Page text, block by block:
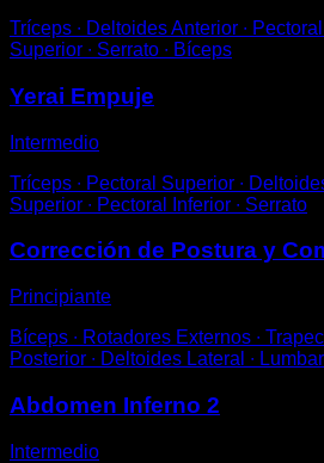
Tríceps ∙ Deltoides Anterior ∙
Superior ∙ Serrato ∙ Bíceps
Yerai Empuje
Intermedio
Tríceps ∙ Pectoral Superior ∙
Superior ∙ Pectoral Inferior ∙ Serrato
Corrección de Postura y
Principiante
Bíceps ∙ Rotadores Externos ∙
Posterior ∙ Deltoides Lateral ∙
Abdomen Inferno 2
Intermedio